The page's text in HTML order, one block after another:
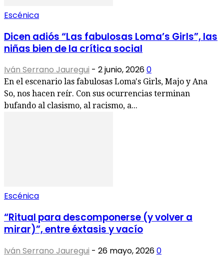
Escénica
Dicen adiós “Las fabulosas Loma’s Girls”, las
niñas bien de la crítica social
Iván Serrano Jauregui - 2 junio, 20260
En el escenario las fabulosas Loma's Girls, Majo y Ana
So, nos hacen reír. Con sus ocurrencias terminan
bufando al clasismo, al racismo, a...
Escénica
“Ritual para descomponerse (y volver a
mirar)”, entre éxtasis y vacío
Iván Serrano Jauregui - 26 mayo, 20260